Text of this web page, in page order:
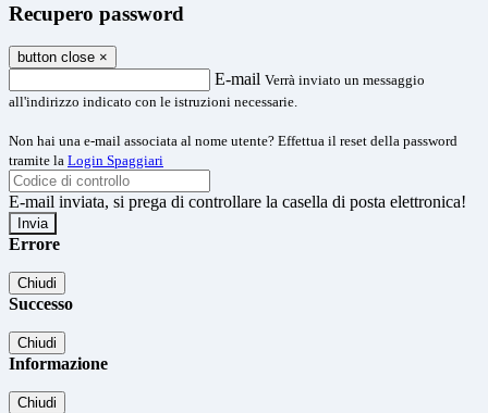
Recupero password
button close ×
E-mail Verrà inviato un messaggio
all'indirizzo indicato con le istruzioni necessarie.
Non hai una e-mail associata al nome utente? Effettua il reset della password
tramite la Login Spaggiari
E-mail inviata, si prega di controllare la casella di posta elettronica!
Errore
Chiudi
Successo
Chiudi
Informazione
Chiudi